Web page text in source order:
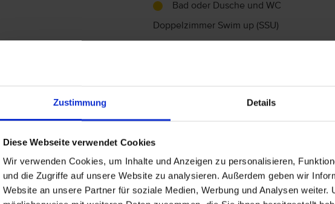
Zustimmung Details
Diese Webseite verwendet Cookies
Wir verwenden Cookies, um Inhalte und Anzeigen zu personalisieren,
und die Zugriffe auf unsere Website zu analysieren. Außerdem geben wir
Website an unsere Partner für soziale Medien, Werbung und Analysen
Bad oder Dusche und WC
Doppelzimmer Swim up (SSU)
Behindertengerechte Ausstattung
Die Reise ist im Allgemeinen nicht